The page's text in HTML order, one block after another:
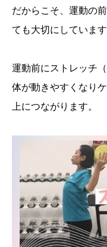
だからこそ、運動の
ても大切にしています
運動前にストレッチ
体が動きやすくなり
上につながります。